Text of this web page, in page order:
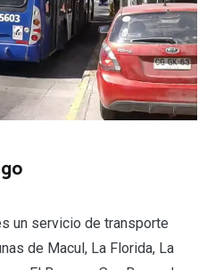
un servicio de transporte
de Macul, La Florida, La